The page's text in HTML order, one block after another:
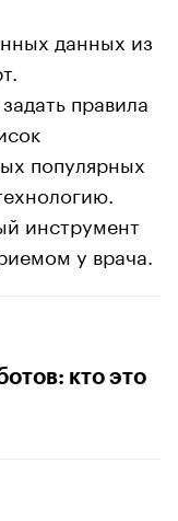
данных из
правила
популярных
инструмент
у врача.
кто это